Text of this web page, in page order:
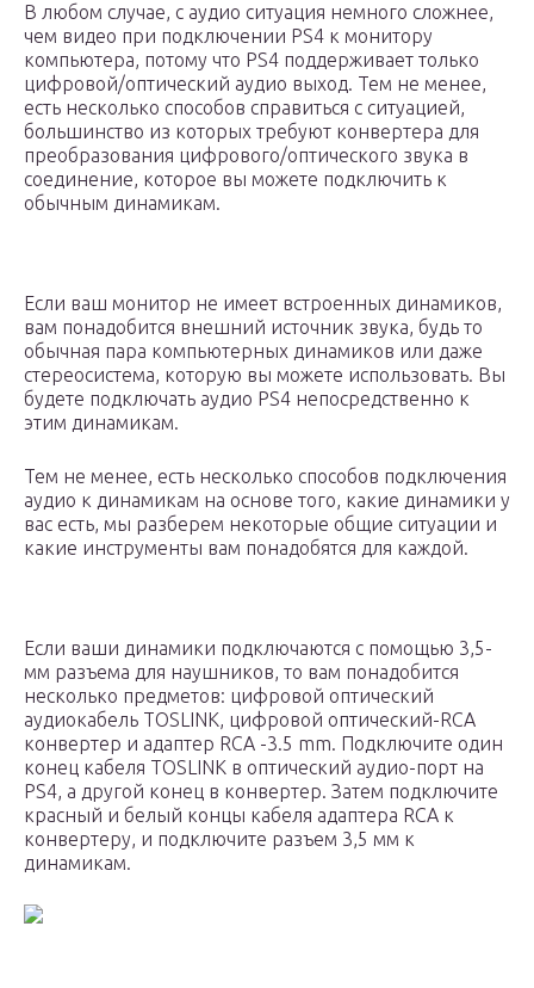
В любом случае, с аудио ситуация немного сложнее,
чем видео при подключении PS4 к монитору
компьютера, потому что PS4 поддерживает только
цифровой/оптический аудио выход. Тем не менее,
есть несколько способов справиться с ситуацией,
большинство из которых требуют конвертера для
преобразования цифрового/оптического звука в
соединение, которое вы можете подключить к
обычным динамикам.
Если ваш монитор не имеет встроенных динамиков,
вам понадобится внешний источник звука, будь то
обычная пара компьютерных динамиков или даже
стереосистема, которую вы можете использовать. Вы
будете подключать аудио PS4 непосредственно к
этим динамикам.
Тем не менее, есть несколько способов подключения
аудио к динамикам на основе того, какие динамики у
вас есть, мы разберем некоторые общие ситуации и
какие инструменты вам понадобятся для каждой.
Если ваши динамики подключаются с помощью 3,5-
мм разъема для наушников, то вам понадобится
несколько предметов: цифровой оптический
аудиокабель TOSLINK, цифровой оптический-RCA
конвертер и адаптер RCA -3.5 mm. Подключите один
конец кабеля TOSLINK в оптический аудио-порт на
PS4, а другой конец в конвертер. Затем подключите
красный и белый концы кабеля адаптера RCA к
конвертеру, и подключите разъем 3,5 мм к
динамикам.